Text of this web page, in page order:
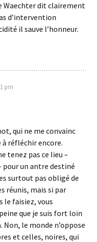
Waechter dit clairement
d’intervention
il sauve l’honneur.
pm
qui ne me convainc
à réfléchir encore.
tenez pas ce lieu –
pour un antre destiné
surtout pas obligé de
réunis, mais si par
le faisiez, vous
que je suis fort loin
Non, le monde n’oppose
et celles, noires, qui